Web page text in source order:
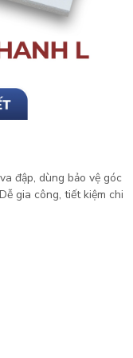
đập, dùng bảo vệ góc
gia công, tiết kiệm chi